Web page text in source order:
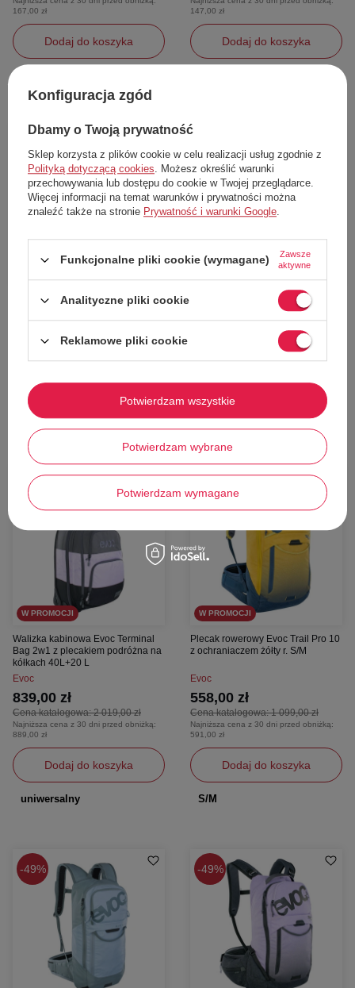
167,00 zł
Dodaj do koszyka
147,00 zł
Dodaj do koszyka
Nosidełko dla dziecka Vaude
Amare Baby Carrier ergonomiczne
turystyczne 3-15 kg
Najniższa cena z 30 dni przed obniżką:
397,00 zł
Plecak unisex Vaude Se Xal 15
turystyczny miejski szary pojemny
Najniższa cena z 30 dni przed obniżką:
58%
W PROMOCJI
Walizka kabinowa Evoc Terminal
Bag 2w1 z plecakiem podróżna na
kółkach 40L+20 L
Evoc
Cena katalogowa:2 019,00 zł
839,00 zł
Najniższa cena z 30 dni przed obniżką:
889,00 zł
Dodaj do koszyka
uniwersalny
W PROMOCJI
Plecak rowerowy Evoc Trail Pro 10
z ochraniaczem żółty r. S/M
Evoc
Cena katalogowa:1 099,00 zł
558,00 zł
Najniższa cena z 30 dni przed obniżką:
591,00 zł
Dodaj do koszyka
S/M
49% 49%
Konfiguracja zgód
Dbamy o Twoją prywatność
Sklep korzysta z plików cookie w celu realizacji usług zgodnie z
Polityką dotyczącą cookies. Możesz określić warunki
przechowywania lub dostępu do cookie w Twojej przeglądarce.
Więcej informacji na temat warunków i prywatności można
znaleźć także na stronie Prywatność i warunki Google.
Funkcjonalne pliki cookie (wymagane)
Zawsze
aktywne
Analityczne pliki cookie
Reklamowe pliki cookie
Potwierdzam wybrane
Potwierdzam wymagane
Potwierdzam wszystkie